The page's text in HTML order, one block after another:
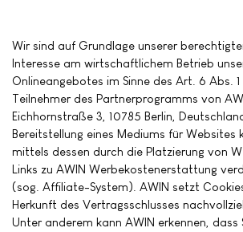
Wir sind auf Grundlage unserer
Interesse am wirtschaftlichem Betrieb
Onlineangebotes im Sinne des Art. 6 Abs.
Teilnehmer des Partnerprogramms von
Eichhornstraße 3, 10785 Berlin,
Bereitstellung eines Mediums für Websites
mittels dessen durch die Platzierung von
Links zu AWIN Werbekostenerstattung
(sog. Affiliate-System). AWIN setzt
Herkunft des Vertragsschlusses
Unter anderem kann AWIN erkennen, dass